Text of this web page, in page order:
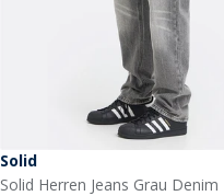
Solid
Solid Herren Jeans Grau Denim